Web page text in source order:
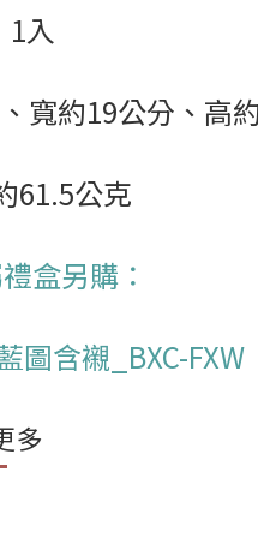
1入
寬約19公分、高
61.5公克
盒另購：
圖含襯_BXC-FXW
多